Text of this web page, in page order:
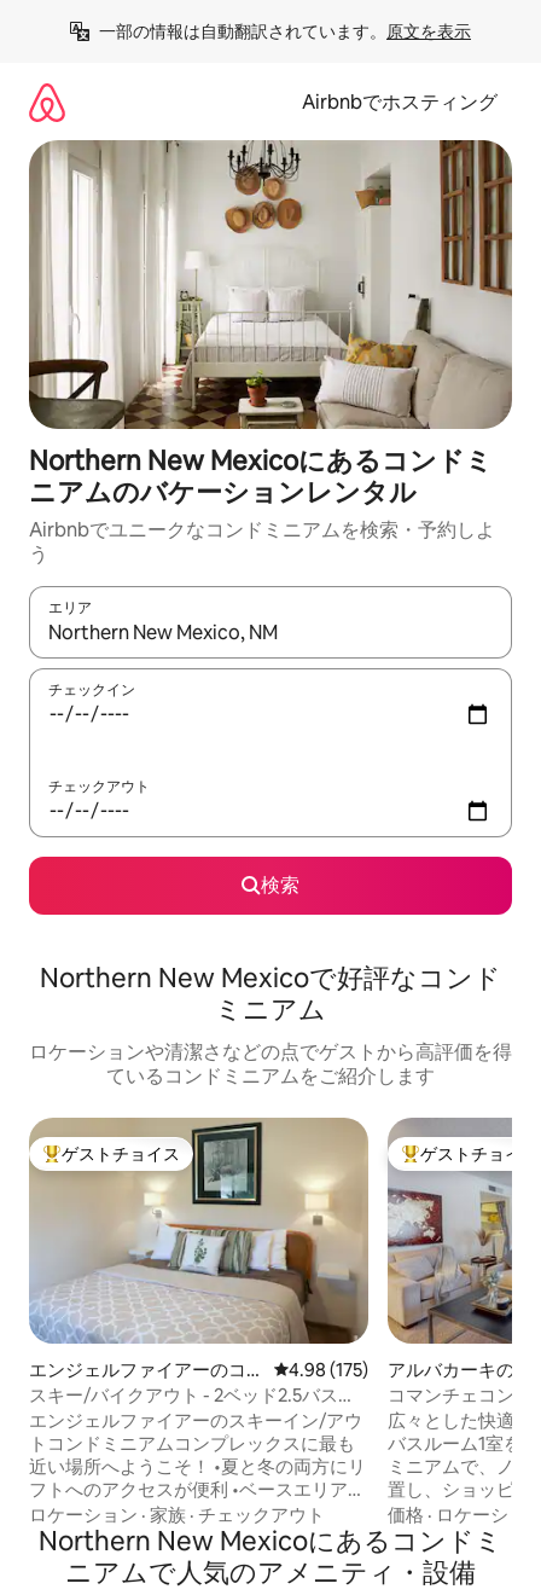
一部の情報は自動翻訳されています。 原文を表示
Airbnbでホスティング
Northern New Mexicoにあるコンドミ
ニアムのバケーションレンタル
Airbnbでユニークなコンドミニアムを検索・予約しよ
う
エリア
検索結果が表示されたら、上下の矢印キーを使って移動するか
チェックイン
チェックアウト
検索
Northern New Mexicoで好評なコンド
ミニアム
ロケーションや清潔さなどの点でゲストから高評価を得
ているコンドミニアムをご紹介します
大好評のゲストチョイスです。
ゲストチョイス
エンジェルファイアーのコン
ドミニアム
レビュー175件、5つ星中4.98つ
4.98 (175)
スキー/バイクアウト - 2ベッド2.5バスル
ーム - 専用バルコニー＆パティオ
エンジェルファイアーのスキーイン/アウ
トコンドミニアムコンプレックスに最も
近い場所へようこそ！ •夏と冬の両方にリ
フトへのアクセスが便利 •ベースエリアと
山の景色を楽しめるバルコニー •ガス暖炉
• 寝室にスマートテレビ。 リビングルー
ムにはケーブルテレビ • 無料Wi-Fi • ユニ
ット内にある洗濯機・乾燥機をゲストが
ロケーション · 家族 · チェックアウト
大好評のゲスト
ゲストチョイス
アルバカーキのコ
ム
コマンチェコン
素晴らしいロケー
広々とした快適な
バスルーム1室を
ミニアムで、ノ
置し、ショッピン
コン付きの1台分
場が含まれてい
庫、コンロ/オー
チンの必需品が
価格 · ロケーショ
Northern New Mexicoにあるコンドミ
ニアムで人気のアメニティ・設備